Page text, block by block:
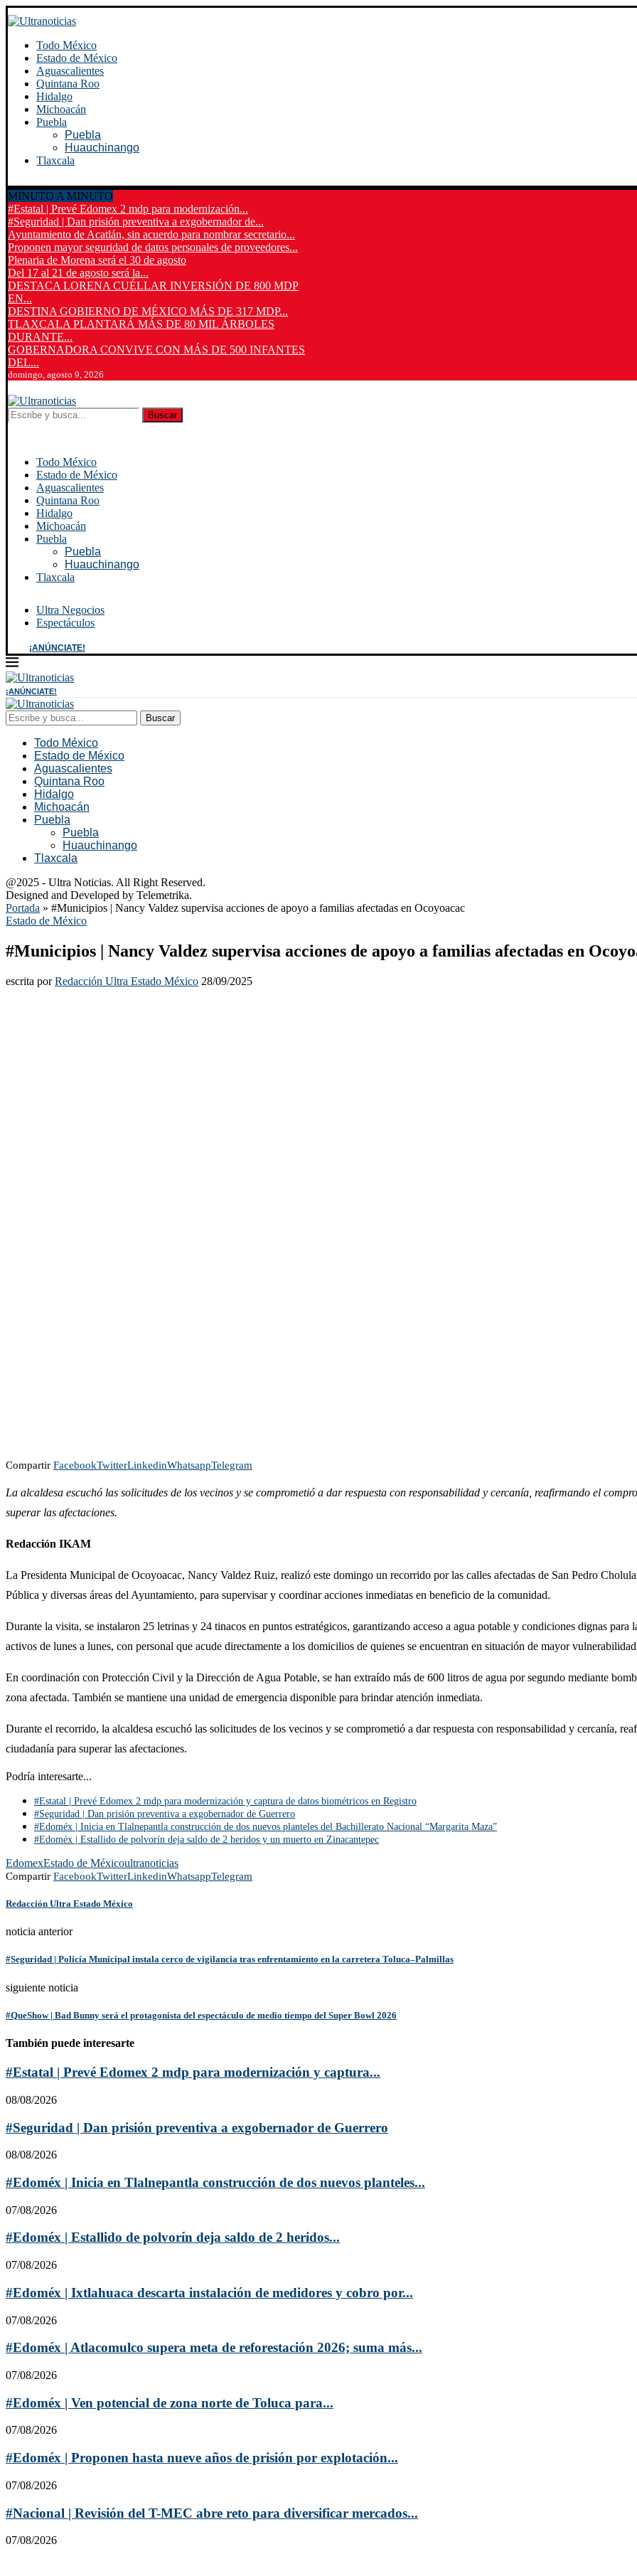
Todo México
Estado de México
Aguascalientes
Quintana Roo
Hidalgo
Michoacán
Puebla
Puebla
Huauchinango
Tlaxcala
MINUTO A MINUTO
#Estatal | Prevé Edomex 2 mdp para modernización...
#Seguridad | Dan prisión preventiva a exgobernador de...
Ayuntamiento de Acatlán, sin acuerdo para nombrar secretario...
Proponen mayor seguridad de datos personales de proveedores...
Plenaria de Morena será el 30 de agosto
Del 17 al 21 de agosto será la...
DESTACA LORENA CUÉLLAR INVERSIÓN DE 800 MDP
EN...
DESTINA GOBIERNO DE MÉXICO MÁS DE 317 MDP...
TLAXCALA PLANTARÁ MÁS DE 80 MIL ÁRBOLES
DURANTE...
GOBERNADORA CONVIVE CON MÁS DE 500 INFANTES
DEL...
domingo, agosto 9, 2026
Buscar
Todo México
Estado de México
Aguascalientes
Quintana Roo
Hidalgo
Michoacán
Puebla
Puebla
Huauchinango
Tlaxcala
Ultra Negocios
Espectáculos
¡ANÚNCIATE!
¡ANÚNCIATE!
Buscar
Todo México
Estado de México
Aguascalientes
Quintana Roo
Hidalgo
Michoacán
Puebla
Puebla
Huauchinango
Tlaxcala
@2025 - Ultra Noticias. All Right Reserved.
Designed and Developed by Telemetrika.
Portada » #Municipios | Nancy Valdez supervisa acciones de apoyo a familias afectadas en Ocoyoacac
Estado de México
#Municipios | Nancy Valdez supervisa acciones de apoyo a familias afectadas en
escrita porRedacción Ultra Estado México 28/09/2025
Compartir FacebookTwitterLinkedinWhatsappTelegram
La alcaldesa escuchó las solicitudes de los vecinos y se comprometió a dar respuesta con responsabilidad y cercanía, reafirmando el
superar las afectaciones.
Redacción IKAM
La Presidenta Municipal de Ocoyoacac, Nancy Valdez Ruiz, realizó este domingo un recorrido por las calles afectadas de San Pedro
Pública y diversas áreas del Ayuntamiento, para supervisar y coordinar acciones inmediatas en beneficio de la comunidad.
Durante la visita, se instalaron 25 letrinas y 24 tinacos en puntos estratégicos, garantizando acceso a agua potable y condiciones dignas para
activos de lunes a lunes, con personal que acude directamente a los domicilios de quienes se encuentran en situación de mayor
En coordinación con Protección Civil y la Dirección de Agua Potable, se han extraído más de 600 litros de agua por segundo mediante
zona afectada. También se mantiene una unidad de emergencia disponible para brindar atención inmediata.
Durante el recorrido, la alcaldesa escuchó las solicitudes de los vecinos y se comprometió a dar respuesta con responsabilidad y cercanía,
ciudadanía para superar las afectaciones.
Podría interesarte...
#Estatal | Prevé Edomex 2 mdp para modernización y captura de datos biométricos en Registro
#Seguridad | Dan prisión preventiva a exgobernador de Guerrero
#Edoméx | Inicia en Tlalnepantla construcción de dos nuevos planteles del Bachillerato Nacional “Margarita Maza”
#Edoméx | Estallido de polvorín deja saldo de 2 heridos y un muerto en Zinacantepec
EdomexEstado de Méxicoultranoticias
Compartir FacebookTwitterLinkedinWhatsappTelegram
Redacción Ultra Estado México
noticia anterior
#Seguridad | Policía Municipal instala cerco de vigilancia tras enfrentamiento en la carretera Toluca–Palmillas
siguiente noticia
#QueShow | Bad Bunny será el protagonista del espectáculo de medio tiempo del Super Bowl 2026
También puede interesarte
#Estatal | Prevé Edomex 2 mdp para modernización y captura...
08/08/2026
#Seguridad | Dan prisión preventiva a exgobernador de Guerrero
08/08/2026
#Edoméx | Inicia en Tlalnepantla construcción de dos nuevos planteles...
07/08/2026
#Edoméx | Estallido de polvorín deja saldo de 2 heridos...
07/08/2026
#Edoméx | Ixtlahuaca descarta instalación de medidores y cobro por...
07/08/2026
#Edoméx | Atlacomulco supera meta de reforestación 2026; suma más...
07/08/2026
#Edoméx | Ven potencial de zona norte de Toluca para...
07/08/2026
#Edoméx | Proponen hasta nueve años de prisión por explotación...
07/08/2026
#Nacional | Revisión del T-MEC abre reto para diversificar mercados...
07/08/2026